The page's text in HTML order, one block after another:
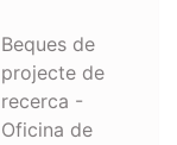
Beques de
projecte de
recerca -
Oficina de